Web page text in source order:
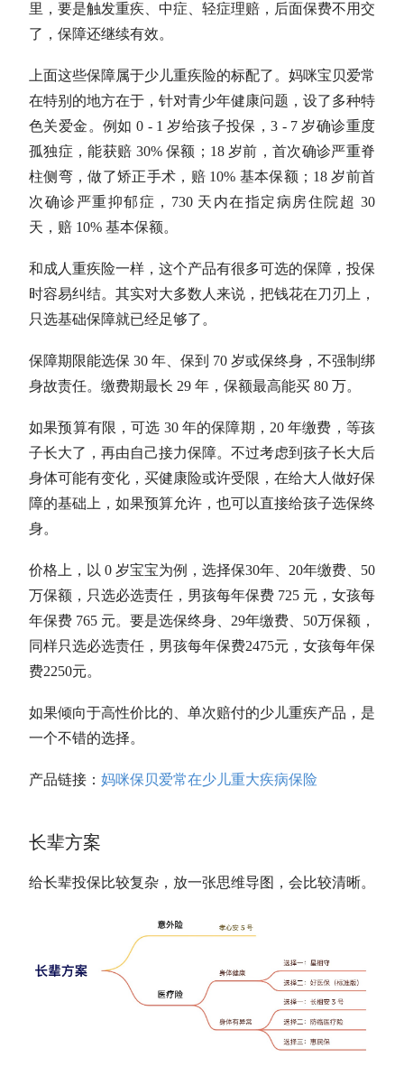
里，要是触发重疾、中症、轻症理赔，后面保费不用交
了，保障还继续有效。
上面这些保障属于少儿重疾险的标配了。妈咪宝贝爱常
在特别的地方在于，针对青少年健康问题，设了多种特
色关爱金。例如 0 - 1 岁给孩子投保，3 - 7 岁确诊重度
孤独症，能获赔 30% 保额；18 岁前，首次确诊严重脊
柱侧弯，做了矫正手术，赔 10% 基本保额；18 岁前首
次确诊严重抑郁症，730 天内在指定病房住院超 30
天，赔 10% 基本保额。
和成人重疾险一样，这个产品有很多可选的保障，投保
时容易纠结。其实对大多数人来说，把钱花在刀刃上，
只选基础保障就已经足够了。
保障期限能选保 30 年、保到 70 岁或保终身，不强制绑
身故责任。缴费期最长 29 年，保额最高能买 80 万。
如果预算有限，可选 30 年的保障期，20 年缴费，等孩
子长大了，再由自己接力保障。不过考虑到孩子长大后
身体可能有变化，买健康险或许受限，在给大人做好保
障的基础上，如果预算允许，也可以直接给孩子选保终
身。
价格上，以 0 岁宝宝为例，选择保30年、20年缴费、50
万保额，只选必选责任，男孩每年保费 725 元，女孩每
年保费 765 元。要是选保终身、29年缴费、50万保额，
同样只选必选责任，男孩每年保费2475元，女孩每年保
费2250元。
如果倾向于高性价比的、单次赔付的少儿重疾产品，是
一个不错的选择。
产品链接： 妈咪保贝爱常在少儿重大疾病保险
长辈方案
给长辈投保比较复杂，放一张思维导图，会比较清晰。